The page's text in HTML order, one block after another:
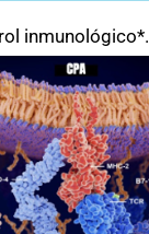
inmunológico*.